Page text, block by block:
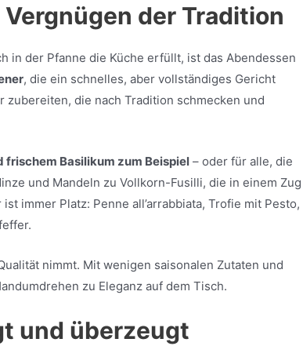
der Tradition
in der Pfanne die Küche erfüllt, ist das Abendessen
, die ein schnelles, aber vollständiges Gericht
die nach Tradition schmecken und
Basilikum zum Beispiel – oder für alle, die
und Mandeln zu Vollkorn-Fusilli, die in einem Zug
immer Platz: Penne all’arrabbiata, Trofie mit Pesto,
nimmt. Mit wenigen saisonalen Zutaten und
zu Eleganz auf dem Tisch.
und überzeugt